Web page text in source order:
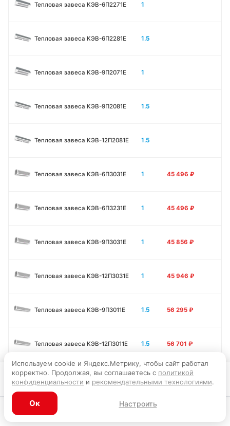
Главная
Тепловая завеса КЭВ-6П2271E 1
Тепловая завеса КЭВ-6П2281E 1.5
Тепловая завеса КЭВ-9П2071E 1
Тепловая завеса КЭВ-9П2081E 1.5
Тепловая завеса КЭВ-12П2081E 1.5
Тепловая завеса КЭВ-6П3031E 1 45 496 ₽
Тепловая завеса КЭВ-6П3231E 1 45 496 ₽
Тепловая завеса КЭВ-9П3031E 1 45 856 ₽
Тепловая завеса КЭВ-12П3031E 1 45 946 ₽
Тепловая завеса КЭВ-9П3011E 1.5 56 295 ₽
Тепловая завеса КЭВ-12П3011E 1.5 56 701 ₽
Тепловая завеса КЭВ-15П3011E 1.5 57 331₽
Тепловая завеса КЭВ-12П3041E
Используем cookie и Яндекс.Метрику, чтобы сайт работал
корректно. Продолжая, вы соглашаетесь с политикой
конфиденциальности и рекомендательными технологиями.
Ок Настроить
В корзину